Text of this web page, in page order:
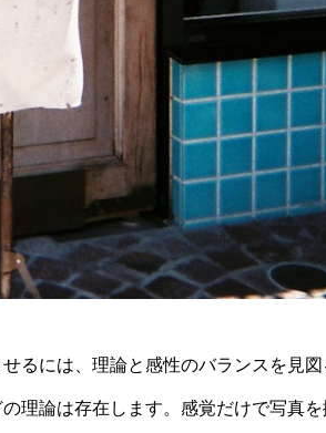
るには、理論と感性のバランスを見図
理論は存在します。感覚だけで写真